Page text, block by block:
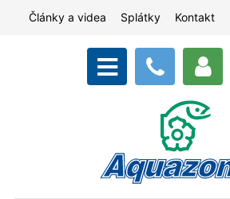
Články a videa Splátky Kontakt